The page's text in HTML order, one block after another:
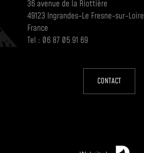
36 avenue de la Riottière
49123 Ingrandes-Le Fresne-sur-Loire
France
Tel : 06 87 05 91 69
CONTACT